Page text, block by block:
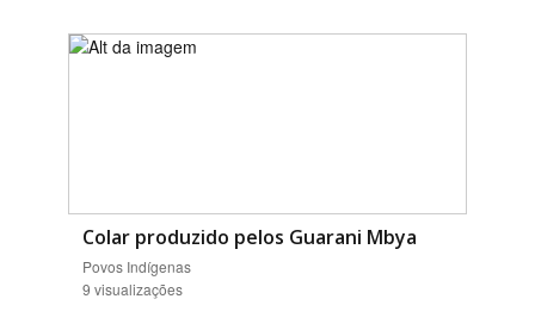
Colar produzido pelos Guarani Mbya
Povos Indígenas
9 visualizações